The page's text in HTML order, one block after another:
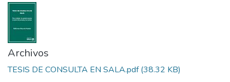
Archivos
TESIS DE CONSULTA EN SALA.pdf(38.32 KB)